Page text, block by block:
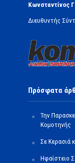
Κωνσταντίνος
Διευθυντής
Πρόσφατα
Την
Κομοτηνής
Σε Κερασιά
Ηφαίστειο